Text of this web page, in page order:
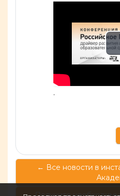
.
← Все новости в